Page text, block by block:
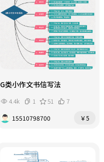
G类小作文书信写法
4.4k 1 51
7
15510798700
￥5